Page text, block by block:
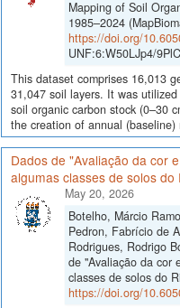
Mapping of Soil
1985–2024
https://doi.org/
UNF:6:W50LJp4/
This dataset comprises 16,013
31,047 soil layers. It was
soil organic carbon stock (0–30
the creation of annual
Dados de "Avaliação da cor
algumas classes de solos
May 20, 2026
Botelho, Márcio
Pedron, Fabrício de
Rodrigues, Rodrigo
de "Avaliação da cor
classes de solos do
https://doi.org/